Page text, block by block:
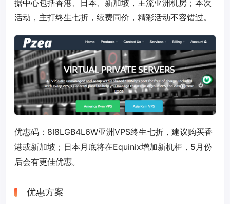
据中心包括香港、日本、新加坡，主流亚洲机房；本次
活动，主打终生七折，续费同价，精彩活动不容错过。
优惠码： 8I8LGB4L6W亚洲VPS终生七折，建议购买香
港或新加坡；日本月底将在Equinix增加新机柜，5月份
后会有更佳优惠。
优惠方案